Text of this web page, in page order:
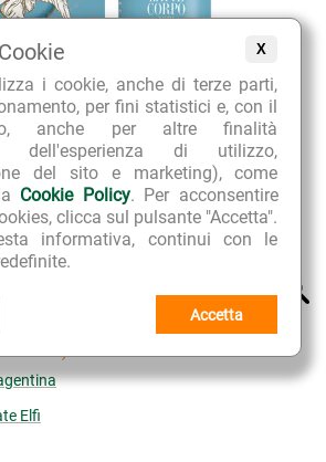
X
i cookie, anche di terze parti,
per fini statistici e, con il
anche per altre finalità
dell'esperienza di utilizzo,
del sito e marketing), come
Cookie Policy. Per acconsentire
clicca sul pulsante "Accetta".
informativa, continui con le
Accetta
ANGELI
Elfi